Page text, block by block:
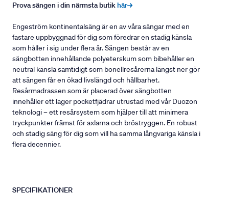
Prova sängen i din närmsta butikhär→
Engeström kontinentalsäng är en av våra sängar med en
fastare uppbyggnad för dig som föredrar en stadig känsla
som håller i sig under flera år. Sängen består av en
sängbotten innehållande polyeterskum som bibehåller en
neutral känsla samtidigt som bonellresårerna längst ner gör
att sängen får en ökad livslängd och hållbarhet.
Resårmadrassen som är placerad över sängbotten
innehåller ett lager pocketfjädrar utrustad med vår Duozon
teknologi – ett resårsystem som hjälper till att minimera
tryckpunkter främst för axlarna och bröstryggen. En robust
och stadig säng för dig som vill ha samma långvariga känsla i
flera decennier.
SPECIFIKATIONER